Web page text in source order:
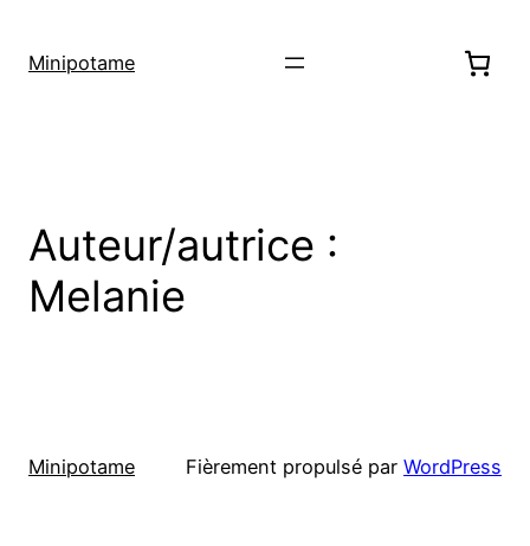
Minipotame
Auteur/autrice :
Melanie
Minipotame Fièrement propulsé par WordPress